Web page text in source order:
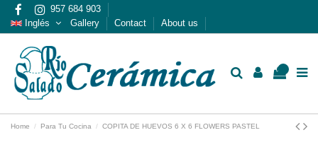
957 684 903
Inglés
Gallery Contact About us
Home Para Tu Cocina COPITA DE HUEVOS 6 X 6 FLOWERS PASTEL